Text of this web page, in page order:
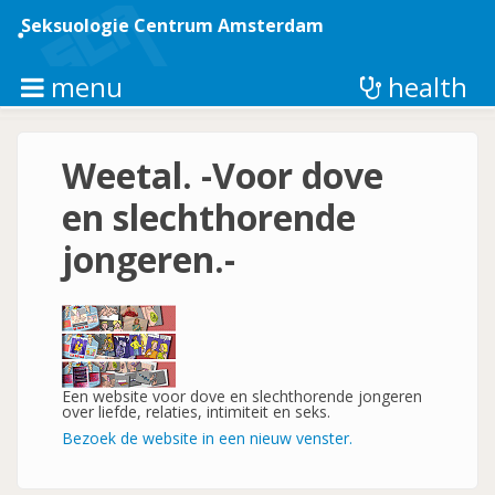
naar
gaan
Seksuologie Centrum Amsterdam
menu health
Weetal. -Voor dove
en slechthorende
jongeren.-
Een website voor dove en slechthorende jongeren
over liefde, relaties, intimiteit en seks.
Bezoek de website in een nieuw venster.